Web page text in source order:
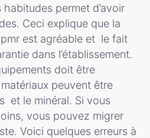
permet d’avoir
Ceci explique que la
pmr est agréable et le fait
dans l’établissement.
doit être
peuvent être
et le minéral. Si vous
vous pouvez migrer
Voici quelques erreurs à